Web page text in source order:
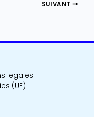
SUIVANT
legales
(UE)